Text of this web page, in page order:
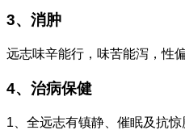
3、消肿
远志味辛能行，味苦能泻，性
4、治病保健
1、全远志有镇静、催眠及抗